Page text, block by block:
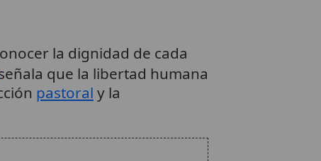
la dignidad de cada
que la libertad humana
pastoral y la